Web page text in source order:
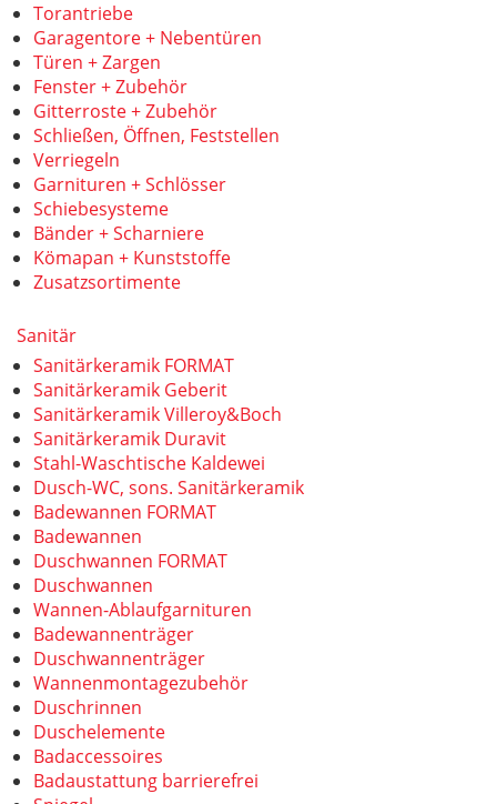
Torantriebe
Garagentore + Nebentüren
Türen + Zargen
Fenster + Zubehör
Gitterroste + Zubehör
Schließen, Öffnen, Feststellen
Verriegeln
Garnituren + Schlösser
Schiebesysteme
Bänder + Scharniere
Kömapan + Kunststoffe
Zusatzsortimente
Sanitär
Sanitärkeramik FORMAT
Sanitärkeramik Geberit
Sanitärkeramik Villeroy&Boch
Sanitärkeramik Duravit
Stahl-Waschtische Kaldewei
Dusch-WC, sons. Sanitärkeramik
Badewannen FORMAT
Badewannen
Duschwannen FORMAT
Duschwannen
Wannen-Ablaufgarnituren
Badewannenträger
Duschwannenträger
Wannenmontagezubehör
Duschrinnen
Duschelemente
Badaccessoires
Badaustattung barrierefrei